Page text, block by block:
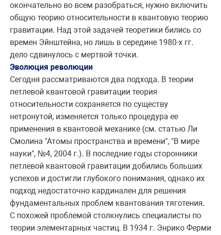
окончательно во всем разобраться, нужно включить
общую теорию относительности в квантовую теорию
гравитации. Над этой задачей теоретики бились со
времен Эйнштейна, но лишь в середине 1980-х гг.
дело сдвинулось с мертвой точки.
Эволюция революции
Сегодня рассматриваются два подхода. В теории
петлевой квантовой гравитации теория
относительности сохраняется по существу
нетронутой, изменяется только процедура ее
применения в квантовой механике (см. статью Ли
Смолина "Атомы пространства и времени", "В мире
науки", №4, 2004 г.). В последние годы сторонники
петлевой квантовой гравитации добились больших
успехов и достигли глубокого понимания, однако их
подход недостаточно кардинален для решения
фундаментальных проблем квантования тяготения.
С похожей проблемой столкнулись специалисты по
теории элементарных частиц. В 1934 г. Энрико Ферми